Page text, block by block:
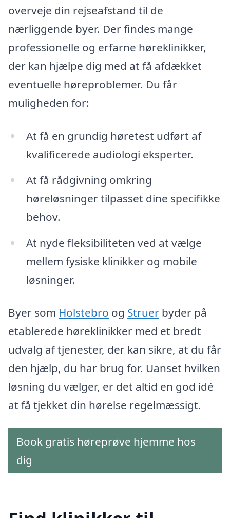
overveje din rejseafstand til de
nærliggende byer. Der findes mange
professionelle og erfarne høreklinikker,
der kan hjælpe dig med at få afdækket
eventuelle høreproblemer. Du får
muligheden for:
At få en grundig høretest udført af
kvalificerede audiologi eksperter.
At få rådgivning omkring
høreløsninger tilpasset dine specifikke
behov.
At nyde fleksibiliteten ved at vælge
mellem fysiske klinikker og mobile
løsninger.
Byer som Holstebro og Struer byder på
etablerede høreklinikker med et bredt
udvalg af tjenester, der kan sikre, at du får
den hjælp, du har brug for. Uanset hvilken
løsning du vælger, er det altid en god idé
at få tjekket din hørelse regelmæssigt.
Book gratis høreprøve hjemme hos
dig